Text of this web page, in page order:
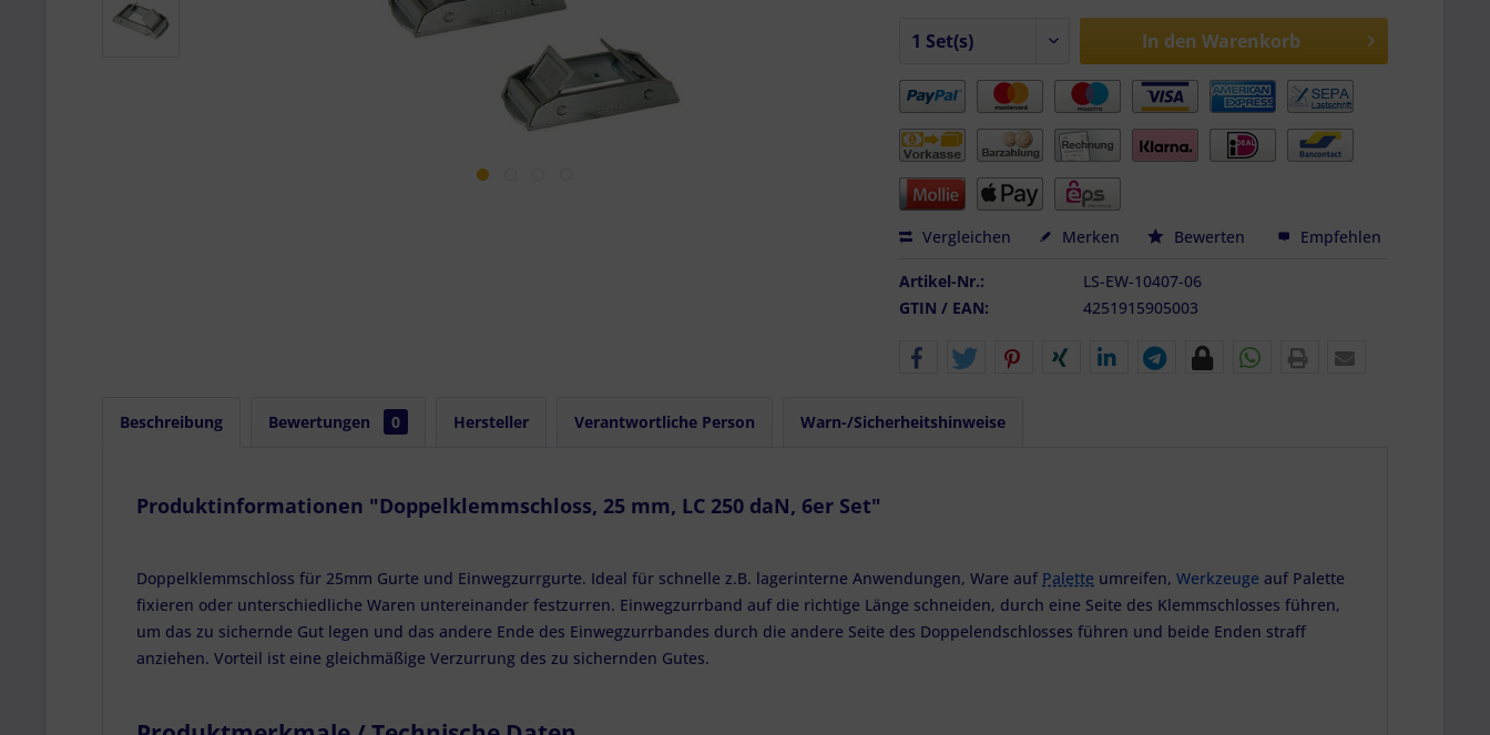
In den Warenkorb
Vergleichen Merken Bewerten Empfehlen
Artikel-Nr.:
LS-EW-10407-06
GTIN / EAN:
4251915905003
Beschreibung Bewertungen 0 Hersteller Verantwortliche Person Warn-/Sicherheitshinweise
Produktinformationen "Doppelklemmschloss, 25 mm, LC 250 daN, 6er Set"
Doppelklemmschloss für 25mm Gurte und Einwegzurrgurte. Ideal für schnelle z.B. lagerinterne Anwendungen, Ware auf Palette umreifen, Werkzeuge auf Palette
fixieren oder unterschiedliche Waren untereinander festzurren. Einwegzurrband auf die richtige Länge schneiden, durch eine Seite des Klemmschlosses führen,
um das zu sichernde Gut legen und das andere Ende des Einwegzurrbandes durch die andere Seite des Doppelendschlosses führen und beide Enden straff
anziehen. Vorteil ist eine gleichmäßige Verzurrung des zu sichernden Gutes.